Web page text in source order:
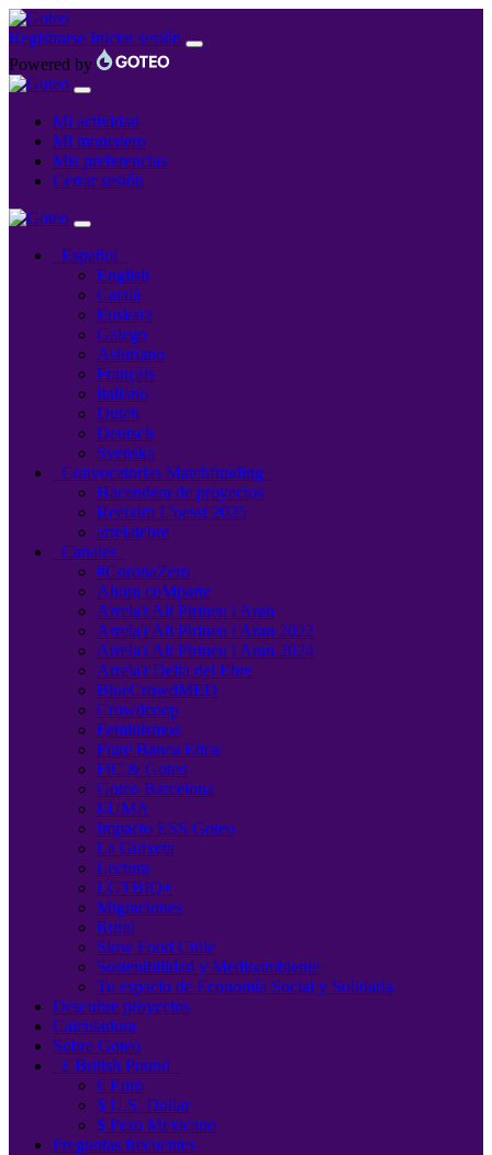
Registrarse Iniciar sesión
Powered by
Mi actividad
Mi monedero
Mis preferencias
Cerrar sesión
Español
English
Català
Euskara
Galego
Asturiano
Français
Italiano
Dutch
Deutsch
Svenska
Convocatorias Matchfunding
Hacendera de proyectos
Reeixim L'oesst 2025
arrelatebre
Canales
#CoronaZero
Ahora coMparte
Arrela't Alt Pirineu i Aran
Arrela't Alt Pirineu i Aran 2022
Arrela't Alt Pirineu i Aran 2024
Arrela't Delta del Ebre
BlueCrowdMED
Crowdcoop
Feminismos
Fiare Banca Etica
FiC & Goteo
Goteo Barcelona
I-UMA
Impacto ESS Goteo
La Guixeta
Lectura
LGTBIQ+
Migraciones
Rural
Slow Food Chile
Sostenibilidad y Medioambiente
Tu espacio de Economía Social y Solidaria
Descubre proyectos
Calculadora
Sobre Goteo
£ British Pound
€ Euro
$ U.S. Dollar
$ Peso Mexicano
Preguntas frecuentes